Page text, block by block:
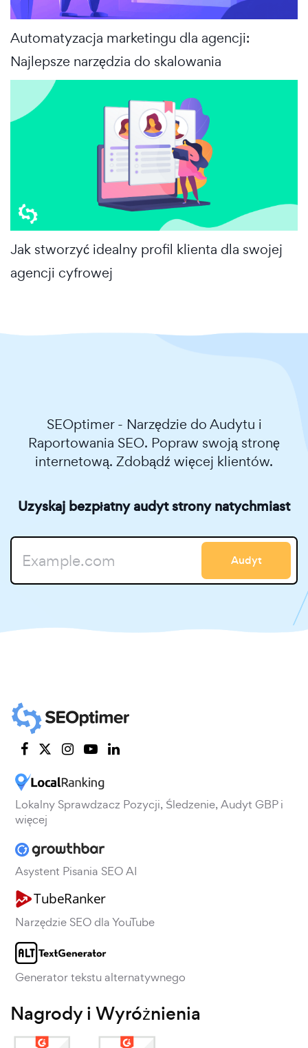
Automatyzacja marketingu dla agencji:
Najlepsze narzędzia do skalowania
Jak stworzyć idealny profil klienta dla swojej
agencji cyfrowej
SEOptimer - Narzędzie do Audytu i
Raportowania SEO. Popraw swoją stronę
internetową. Zdobądź więcej klientów.
Uzyskaj bezpłatny audyt strony natychmiast
Audyt
Lokalny Sprawdzacz Pozycji, Śledzenie, Audyt GBP i
więcej
Asystent Pisania SEO AI
Narzędzie SEO dla YouTube
Generator tekstu alternatywnego
Nagrody i Wyróżnienia